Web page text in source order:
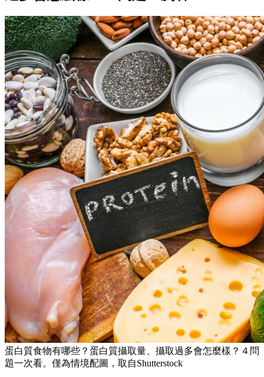
蛋白質食物有哪些？蛋白質攝取量、攝取過多會怎麼樣？４問
題一次看。僅為情境配圖，取自Shutterstock